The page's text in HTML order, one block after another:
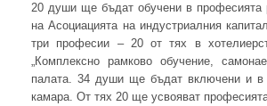
20 души ще бъдат обучени в професията
на Асоциацията на индустриалния
три професии – 20 от тях в
„Комплексно рамково обучение,
палата. 34 души ще бъдат включени и в
камара. От тях 20 ще усвояват